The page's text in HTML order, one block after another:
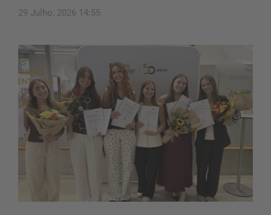
29 Julho, 2026 14:55